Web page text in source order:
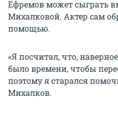
Ефремов может сыграть
Михалковой. Актер сам
помощью.
«Я посчитал, что,
было времени, чтобы
поэтому я старался
Михалков.